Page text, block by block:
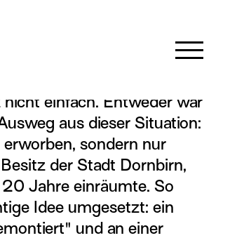
Schoren zu finden,
einfach. Entweder war
aus dieser Situation:
sondern nur
der Stadt Dornbirn,
Jahre einräumte. So
Idee umgesetzt: ein
und an einer